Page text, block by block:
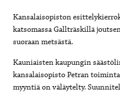
Kansalaisopiston
katsomassa Gallträskillä
suoraan metsästä.
Kauniaisten kaupungin
kansalaisopisto Petran
myyntiä on väläytelty.